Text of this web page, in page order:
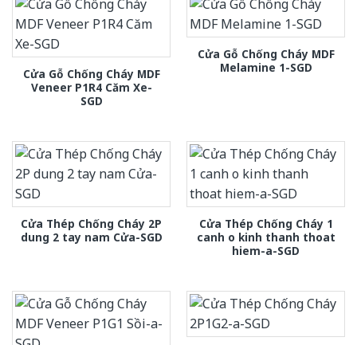
Cửa Gỗ Chống Cháy MDF
Veneer P1R4 Căm Xe-
SGD
Cửa Gỗ Chống Cháy MDF
Melamine 1-SGD
Cửa Thép Chống Cháy 2P
dung 2 tay nam Cửa-SGD
Cửa Thép Chống Cháy 1
canh o kinh thanh thoat
hiem-a-SGD